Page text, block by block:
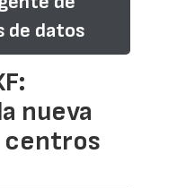
de datos
nueva
centros